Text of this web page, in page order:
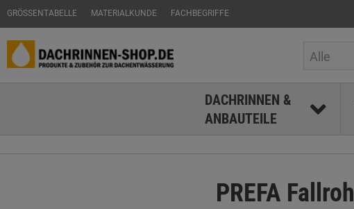
GRÖSSENTABELLE MATERIALKUNDE FACHBEGRIFFE
Alle
DACHRINNEN &
ANBAUTEILE
PREFA